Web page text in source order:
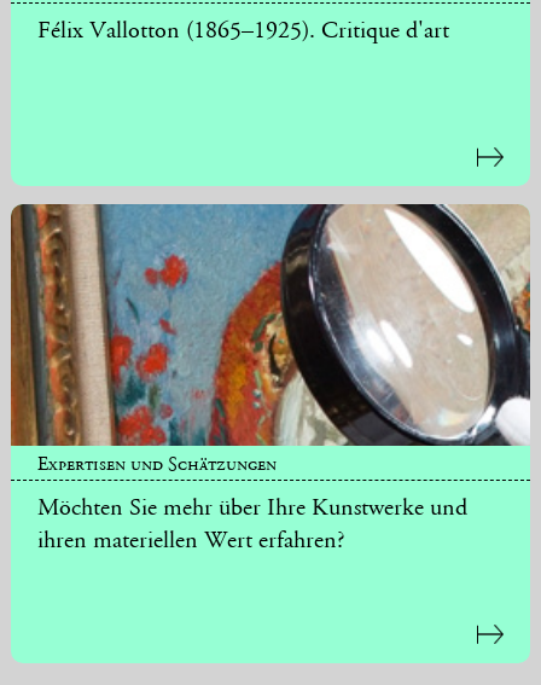
Félix Vallotton (1865–1925). Critique d'art
Expertisen und Schätzungen
Möchten Sie mehr über Ihre Kunstwerke und
ihren materiellen Wert erfahren?